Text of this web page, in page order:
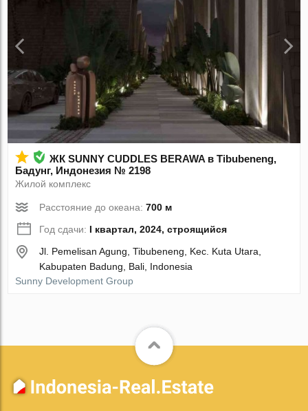
ЖК SUNNY CUDDLES BERAWA в Tibubeneng,
Бадунг, Индонезия № 2198
Жилой комплекс
Расстояние до океана:700 м
Год сдачи: I квартал, 2024, строящийся
Jl. Pemelisan Agung, Tibubeneng, Kec. Kuta Utara,
Kabupaten Badung, Bali, Indonesia
Sunny Development Group